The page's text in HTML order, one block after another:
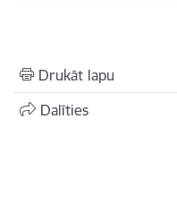
Drukāt lapu
Dalīties